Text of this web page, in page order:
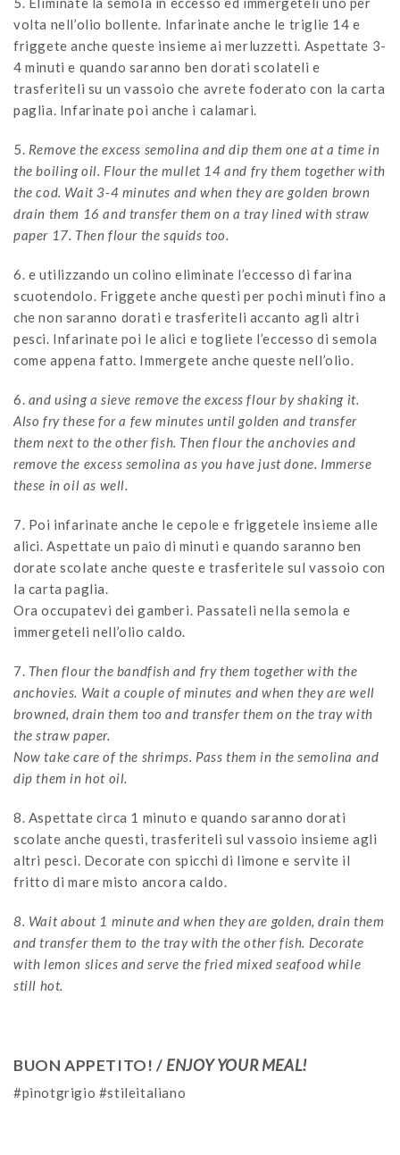
volta nell’olio bollente. Infarinate anche le triglie 14 e
friggete anche queste insieme ai merluzzetti. Aspettate 3-
4 minuti e quando saranno ben dorati scolateli e
trasferiteli su un vassoio che avrete foderato con la carta
paglia. Infarinate poi anche i calamari.
5. Remove the excess semolina and dip them one at a time in
the boiling oil. Flour the mullet 14 and fry them together with
the cod. Wait 3-4 minutes and when they are golden brown
drain them 16 and transfer them on a tray lined with straw
paper 17. Then flour the squids too.
6. e utilizzando un colino eliminate l’eccesso di farina
scuotendolo. Friggete anche questi per pochi minuti fino a
che non saranno dorati e trasferiteli accanto agli altri
pesci. Infarinate poi le alici e togliete l’eccesso di semola
come appena fatto. Immergete anche queste nell’olio.
6. and using a sieve remove the excess flour by shaking it.
Also fry these for a few minutes until golden and transfer
them next to the other fish. Then flour the anchovies and
remove the excess semolina as you have just done. Immerse
these in oil as well.
7. Poi infarinate anche le cepole e friggetele insieme alle
alici. Aspettate un paio di minuti e quando saranno ben
dorate scolate anche queste e trasferitele sul vassoio con
la carta paglia.
Ora occupatevi dei gamberi. Passateli nella semola e
immergeteli nell’olio caldo.
7. Then flour the bandfish and fry them together with the
anchovies. Wait a couple of minutes and when they are well
browned, drain them too and transfer them on the tray with
the straw paper.
Now take care of the shrimps. Pass them in the semolina and
dip them in hot oil.
8. Aspettate circa 1 minuto e quando saranno dorati
scolate anche questi, trasferiteli sul vassoio insieme agli
altri pesci. Decorate con spicchi di limone e servite il
fritto di mare misto ancora caldo.
8. Wait about 1 minute and when they are golden, drain them
and transfer them to the tray with the other fish. Decorate
with lemon slices and serve the fried mixed seafood while
still hot.
BUON APPETITO! / ENJOY YOUR MEAL!
#pinotgrigio #stileitaliano